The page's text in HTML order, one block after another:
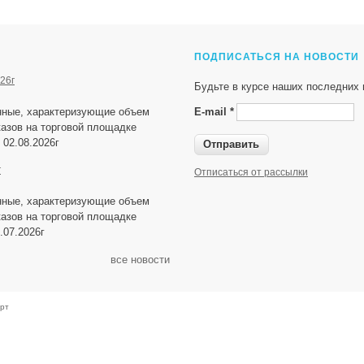
характеризующие объем
на торговой площадке
характеризующие объем
на торговой площадке
все новости
ПОДПИСАТЬСЯ НА НОВОСТИ
Будьте в курсе наших последних
E-mail *
Отписаться от рассылки